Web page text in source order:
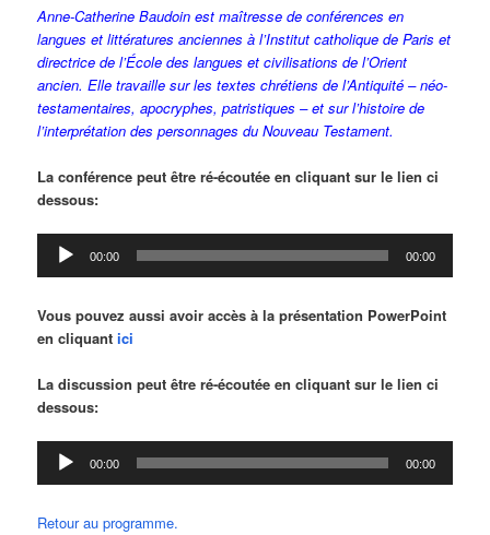
Anne-Catherine Baudoin est maîtresse de conférences en
langues et littératures anciennes à l’Institut catholique de Paris et
directrice de l’École des langues et civilisations de l’Orient
ancien. Elle travaille sur les textes chrétiens de l’Antiquité – néo-
testamentaires, apocryphes, patristiques – et sur l’histoire de
l’interprétation des personnages du Nouveau Testament.
La conférence peut être ré-écoutée en cliquant sur le lien ci
dessous:
Lecteur
audio
00:00 00:00
Vous pouvez aussi avoir accès à la présentation PowerPoint
en cliquant ici
La discussion peut être ré-écoutée en cliquant sur le lien ci
dessous:
Lecteur
audio
00:00 00:00
Retour au programme.